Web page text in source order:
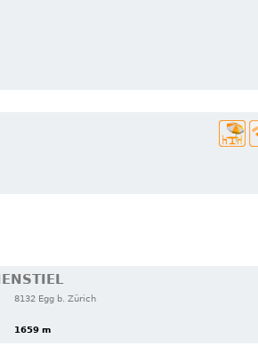
8132 Egg b. Zürich
1659 m